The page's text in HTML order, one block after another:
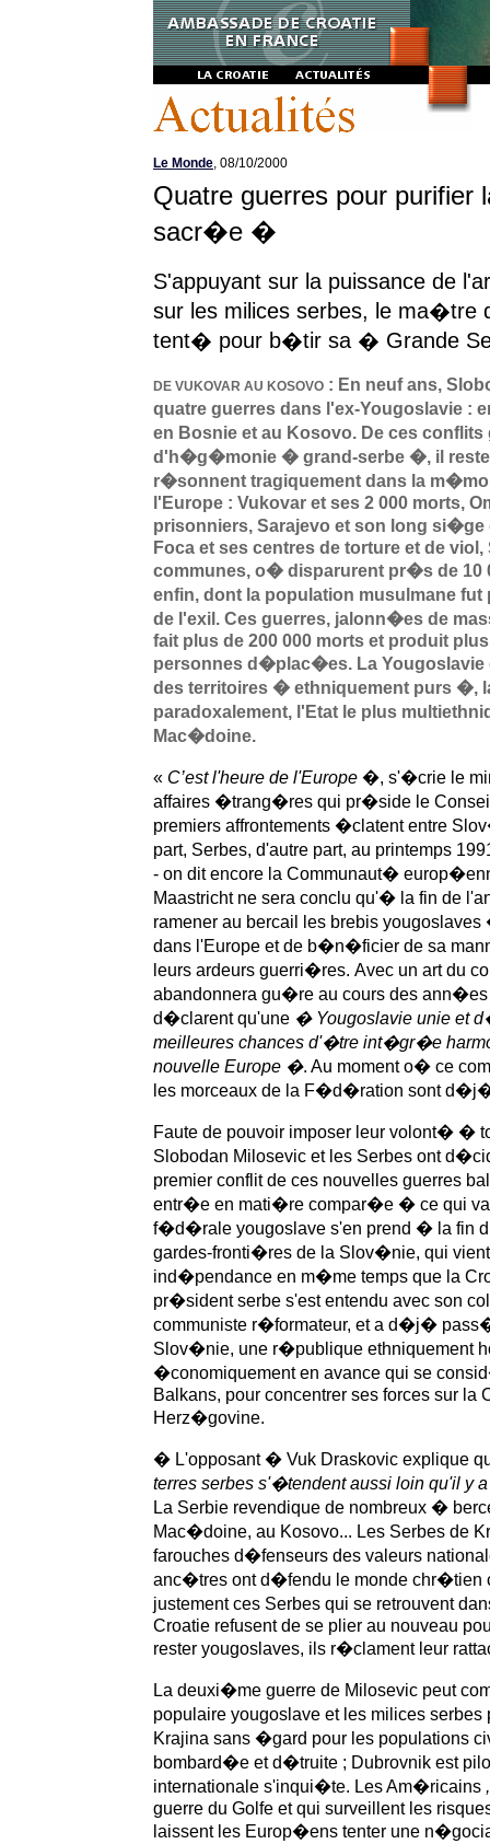
Le Monde, 08/10/2000
Quatre guerres pour
sacr�e �
S'appuyant sur la puissance de
sur les milices serbes, le ma�tre
tent� pour b�tir sa � Grande
DE VUKOVAR AU KOSOVO : En neuf ans,
quatre guerres dans l'ex-Yougoslavie :
en Bosnie et au Kosovo. De ces
d'h�g�monie � grand-serbe �, il reste
r�sonnent tragiquement dans la
l'Europe : Vukovar et ses 2 000 morts,
prisonniers, Sarajevo et son long si�ge
Foca et ses centres de torture et de
communes, o� disparurent pr�s de 10
enfin, dont la population musulmane
de l'exil. Ces guerres, jalonn�es de
fait plus de 200 000 morts et produit
personnes d�plac�es. La
des territoires � ethniquement purs �,
paradoxalement, l'Etat le plus
Mac�doine.
« C’est l'heure de l'Europe �, s'�crie le
affaires �trang�res qui pr�side le
premiers affrontements �clatent entre
part, Serbes, d'autre part, au printemps
- on dit encore la Communaut�
Maastricht ne sera conclu qu'� la fin de
ramener au bercail les brebis
dans l'Europe et de b�n�ficier de sa
leurs ardeurs guerri�res. Avec un art du
abandonnera gu�re au cours des
d�clarent qu'une � Yougoslavie unie et
meilleures chances d'�tre int�gr�e
nouvelle Europe �. Au moment o� ce
les morceaux de la F�d�ration sont
Faute de pouvoir imposer leur volont� �
Slobodan Milosevic et les Serbes ont
premier conflit de ces nouvelles guerres
entr�e en mati�re compar�e � ce qui
f�d�rale yougoslave s'en prend � la fin
gardes-fronti�res de la Slov�nie, qui
ind�pendance en m�me temps que la
pr�sident serbe s'est entendu avec son
communiste r�formateur, et a d�j�
Slov�nie, une r�publique ethniquement
�conomiquement en avance qui se
Balkans, pour concentrer ses forces sur la
Herz�govine.
� L'opposant � Vuk Draskovic explique
terres serbes s'�tendent aussi loin qu'il y
La Serbie revendique de nombreux �
Mac�doine, au Kosovo... Les Serbes de
farouches d�fenseurs des valeurs
anc�tres ont d�fendu le monde chr�tien
justement ces Serbes qui se retrouvent
Croatie refusent de se plier au nouveau
rester yougoslaves, ils r�clament leur
La deuxi�me guerre de Milosevic peut
populaire yougoslave et les milices
Krajina sans �gard pour les populations
bombard�e et d�truite ; Dubrovnik est
internationale s'inqui�te. Les Am�ricains ,
guerre du Golfe et qui surveillent les
laissent les Europ�ens tenter une